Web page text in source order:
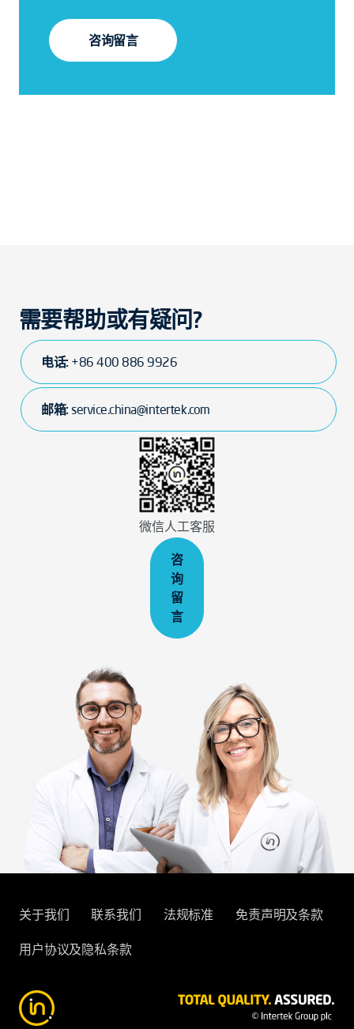
咨询留言
需要帮助或有疑问?
电话: +86 400 886 9926
邮箱:service.china@intertek.com
微信人工客服
咨
询
留
言
关于我们 联系我们 法规标准 免责声明及条款
用户协议及隐私条款